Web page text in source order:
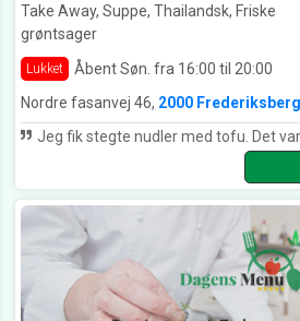
Take Away, Suppe, Thailandsk, Friske
grøntsager
Lukket Åbent Søn. fra 16:00 til 20:00
Nordre fasanvej 46, 2000 Frederiksberg
Jeg fik stegte nudler med tofu. Det var så lækkert. Tofuen var af rigtigt god kvalitet og